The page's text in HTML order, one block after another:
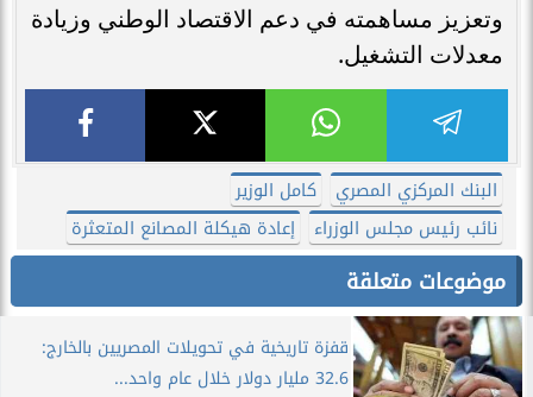
وتعزيز مساهمته في دعم الاقتصاد الوطني وزيادة
معدلات التشغيل.
البنك المركزي المصري
كامل الوزير
نائب رئيس مجلس الوزراء
إعادة هيكلة المصانع المتعثرة
موضوعات متعلقة
قفزة تاريخية في تحويلات المصريين بالخارج:
32.6 مليار دولار خلال عام واحد...